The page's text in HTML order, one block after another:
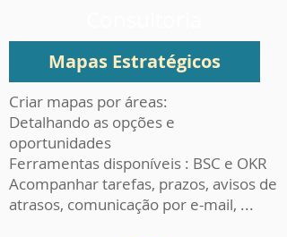
Criar mapas por áreas:
Detalhando as opções e
oportunidades
Ferramentas disponíveis : BSC e OKR
Acompanhar tarefas, prazos, avisos de
atrasos, comunicação por e-mail, ...